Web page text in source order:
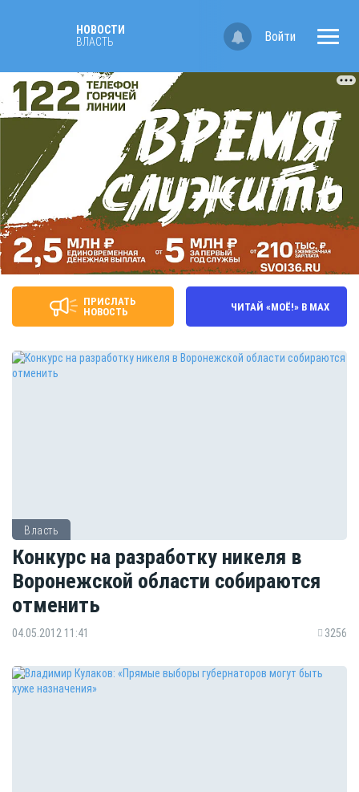
НОВОСТИ
ВЛАСТЬ
Войти
ПРИСЛАТЬ
НОВОСТЬ
ЧИТАЙ «МОЁ!» В MAX
Власть
Конкурс на разработку никеля в
Воронежской области собираются
отменить
04.05.2012 11:41 3256